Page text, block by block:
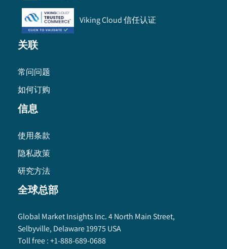
Viking Cloud 信任认证
关联
常问问题
如何订购
信息
使用条款
隐私政策
研究方法
全球总部
Global Market Insights Inc. 4 North Main Street,
Selbyville, Delaware 19975 USA
Toll free :+1-888-689-0688